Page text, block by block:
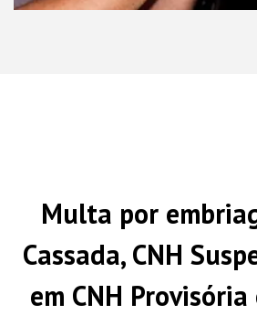
Multa por
Cassada, CNH
em CNH Provisória